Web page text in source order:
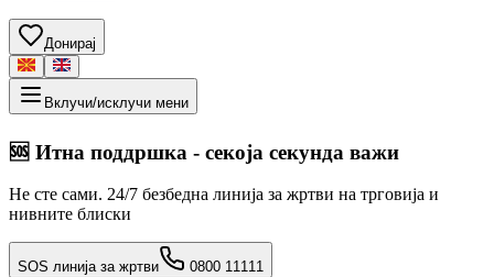
Донирај
Вклучи/исклучи мени
🆘 Итна поддршка - секоја секунда важи
Не сте сами. 24/7 безбедна линија за жртви на трговија и
нивните блиски
SOS линија за жртви 0800 11111